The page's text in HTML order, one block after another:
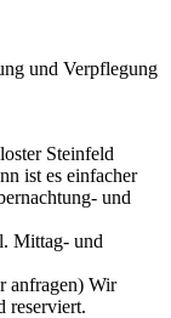
und Verpflegung
Steinfeld
ist es einfacher
und
Mittag- und
anfragen) Wir
reserviert.